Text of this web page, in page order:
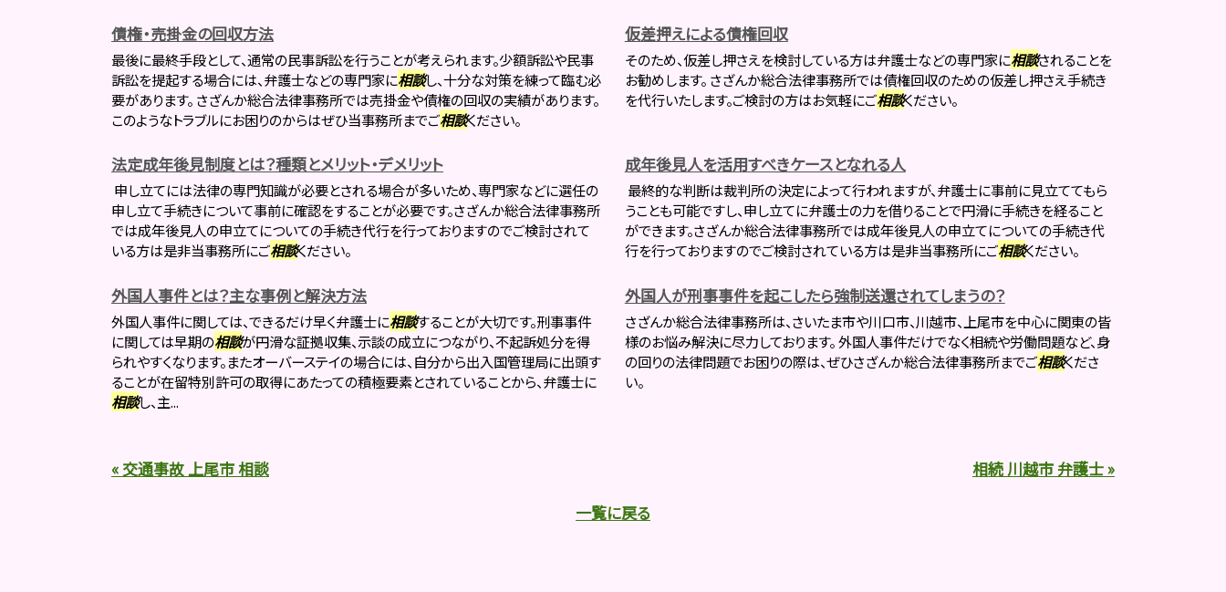
債権・売掛金の回収方法
最後に最終手段として、通常の民事訴訟を行うことが考えられます。少額訴訟や民事
訴訟を提起する場合には、弁護士などの専門家に相談し、十分な対策を練って臨む必
要があります。 さざんか総合法律事務所では売掛金や債権の回収の実績があります。
このようなトラブルにお困りのからはぜひ当事務所までご相談ください。
仮差押えによる債権回収
そのため、仮差し押さえを検討している方は弁護士などの専門家に相談されることを
お勧めします。 さざんか総合法律事務所では債権回収のための仮差し押さえ手続き
を代行いたします。ご検討の方はお気軽にご相談ください。
法定成年後見制度とは？種類とメリット・デメリット
申し立てには法律の専門知識が必要とされる場合が多いため、専門家などに選任の
申し立て手続きについて事前に確認をすることが必要です。さざんか総合法律事務所
では成年後見人の申立てについての手続き代行を行っておりますのでご検討されて
いる方は是非当事務所にご相談ください。
成年後見人を活用すべきケースとなれる人
最終的な判断は裁判所の決定によって行われますが、弁護士に事前に見立ててもら
うことも可能ですし、申し立てに弁護士の力を借りることで円滑に手続きを経ること
ができます。さざんか総合法律事務所では成年後見人の申立てについての手続き代
行を行っておりますのでご検討されている方は是非当事務所にご相談ください。
外国人事件とは？主な事例と解決方法
外国人事件に関しては、できるだけ早く弁護士に相談することが大切です。刑事事件
に関しては早期の相談が円滑な証拠収集、示談の成立につながり、不起訴処分を得
られやすくなります。またオーバーステイの場合には、自分から出入国管理局に出頭す
ることが在留特別許可の取得にあたっての積極要素とされていることから、弁護士に
相談し、主...
外国人が刑事事件を起こしたら強制送還されてしまうの？
さざんか総合法律事務所は、さいたま市や川口市、川越市、上尾市を中心に関東の皆
様のお悩み解決に尽力しております。 外国人事件だけでなく相続や労働問題など、身
の回りの法律問題でお困りの際は、ぜひさざんか総合法律事務所までご相談くださ
い。
« 交通事故 上尾市 相談
相続 川越市 弁護士 »
一覧に戻る